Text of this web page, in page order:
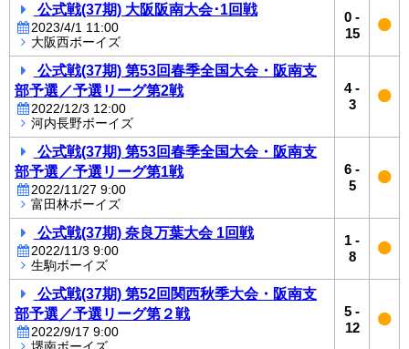
公式戦(37期) 大阪阪南大会･1回戦
2023/4/1 11:00
大阪西ボーイズ
0 -
15
公式戦(37期) 第53回春季全国大会・阪南支
部予選／予選リーグ第2戦
2022/12/3 12:00
河内長野ボーイズ
4-
3
公式戦(37期) 第53回春季全国大会・阪南支
部予選／予選リーグ第1戦
2022/11/27 9:00
富田林ボーイズ
6 -
5
公式戦(37期) 奈良万葉大会 1回戦
2022/11/3 9:00
生駒ボーイズ
1 -
8
公式戦(37期) 第52回関西秋季大会・阪南支
部予選／予選リーグ第２戦
2022/9/17 9:00
5 -
12